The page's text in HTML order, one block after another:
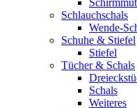
Schlauchschals
Wende-
Schuhe & Stiefel
Stiefel
Tücher & Schals
Schals
Weiteres